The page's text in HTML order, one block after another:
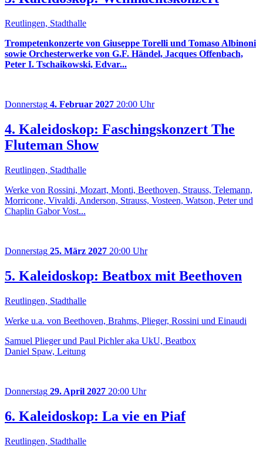
Reutlingen, Stadthalle
Trompetenkonzerte von Giuseppe Torelli und Tomaso Albinoni
sowie Orchesterwerke von G.F. Händel, Jacques Offenbach,
Peter I. Tschaikowski, Edvar...
Donnerstag 4. Februar 2027 20:00 Uhr
4. Kaleidoskop: Faschingskonzert The
Fluteman Show
Reutlingen, Stadthalle
Werke von Rossini, Mozart, Monti, Beethoven, Strauss, Telemann,
Morricone, Vivaldi, Anderson, Strauss, Vosteen, Watson, Peter und
Chaplin Gabor Vost...
Donnerstag 25. März 2027 20:00 Uhr
5. Kaleidoskop: Beatbox mit Beethoven
Reutlingen, Stadthalle
Werke u.a. von Beethoven, Brahms, Plieger, Rossini und Einaudi
Samuel Plieger und Paul Pichler aka UkU, Beatbox
Daniel Spaw, Leitung
Donnerstag 29. April 2027 20:00 Uhr
6. Kaleidoskop: La vie en Piaf
Reutlingen, Stadthalle